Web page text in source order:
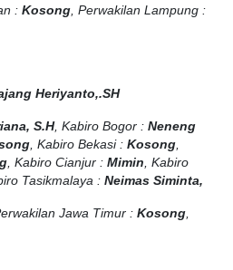
: Kosong, Perwakilan Lampung :
Heriyanto,.SH
S.H, Kabiro Bogor : Neneng
, Kabiro Bekasi : Kosong,
, Kabiro Cianjur : Mimin, Kabiro
Tasikmalaya : Neimas Siminta,
Jawa Timur : Kosong,